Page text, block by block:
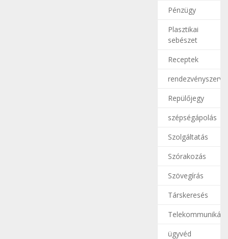
Pénzügy
Plasztikai
sebészet
Receptek
Repülőjegy
szépségápolás
Szolgáltatás
Szórakozás
Szövegírás
Társkeresés
ügyvéd